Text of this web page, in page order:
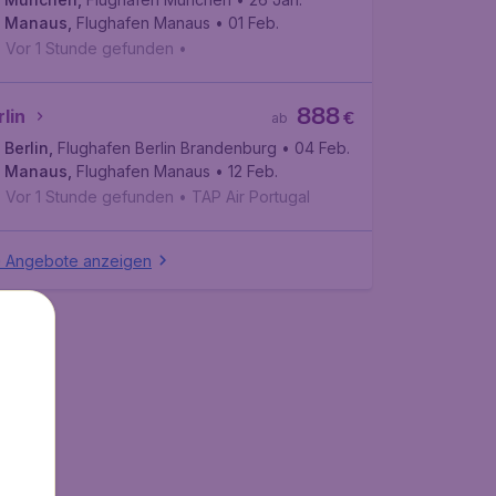
Manaus Flughafen Manaus • 01 Feb.
Vor 1 Stunde gefunden •
€
888
ab
Berlin Flughafen Berlin Brandenburg • 04 Feb.
Manaus Flughafen Manaus • 12 Feb.
Vor 1 Stunde gefunden • TAP Air Portugal
Angebote anzeigen